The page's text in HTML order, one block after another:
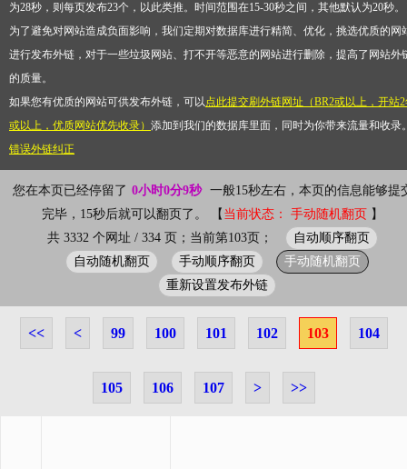
为28秒，则每页发布23个，以此类推。时间范围在15-30秒之间，其他默认为20秒
为了避免对网站造成负面影响，我们定期对数据库进行精简、优化，挑选优质的网
进行发布外链，对于一些垃圾网站、打不开等恶意的网站进行删除，提高了网站外
的质量。
如果您有优质的网站可供发布外链，可以点此提交刷外链网址（BR2或以上，开站
或以上，优质网站优先收录） 添加到我们的数据库里面，同时为你带来流量和收录
错误外链纠正
您在本页已经停留了 0小时0分10秒
一般15秒左右，本页的信息能够提
完毕，15秒后就可以翻页了。 【 当前状态： 手动随机翻页 】
共 3332 个网址 / 334 页；当前第103页；
自动顺序翻页
自动随机翻页
手动顺序翻页
手动随机翻页
重新设置发布外链
<< < 99 100 101 102 103 104
105 106 107 > >>